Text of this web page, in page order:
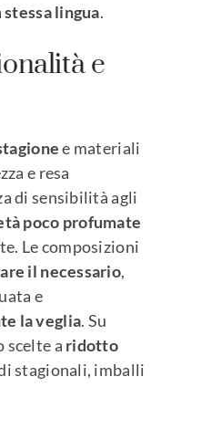
stessa lingua.
e
e materiali
e resa
di sensibilità agli
poco profumate
Le composizioni
il necessario,
e
la veglia. Su
scelte a ridotto
stagionali, imballi